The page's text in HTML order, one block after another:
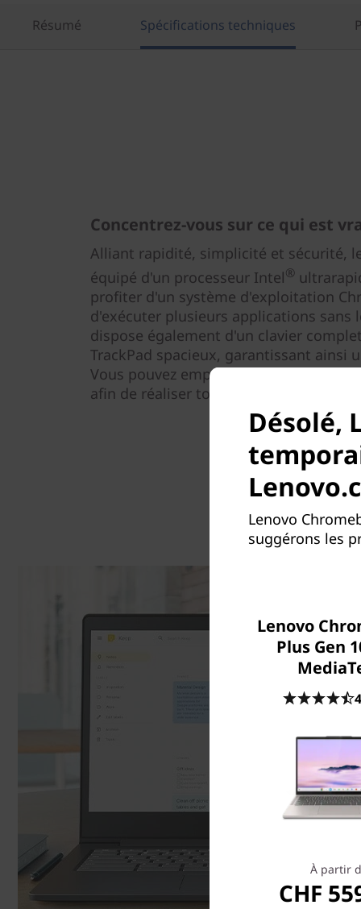
Résumé Spécifications techniques
Concentrez-vous sur ce qui est
Alliant rapidité, simplicité et sécurité,
équipé d'un processeur Intel®
profiter d'un système d'exploitation
d'exécuter plusieurs applications sans
dispose également d'un clavier
TrackPad spacieux, garantissant ainsi
Vous pouvez emporter cet appareil
afin de réaliser toutes vos tâches de
Désolé,
Lenovo
suggérons les
Lenovo
Plus Gen
À partir
CHF